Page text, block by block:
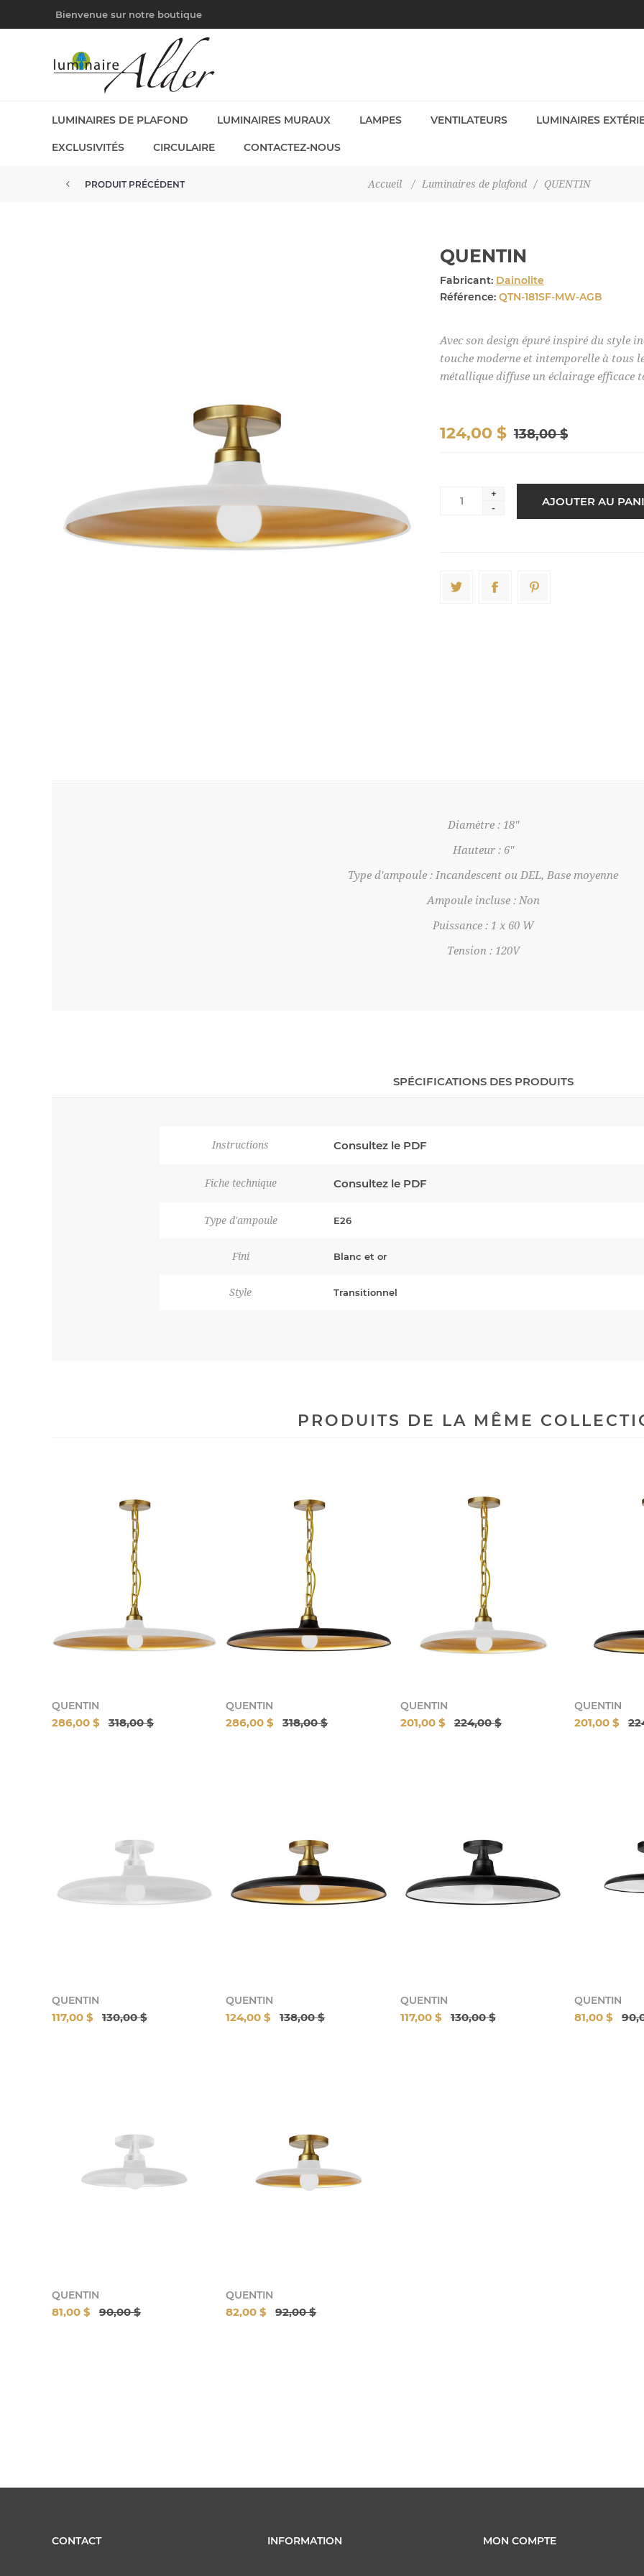
Bienvenue sur notre boutique
LUMINAIRES DE PLAFOND LUMINAIRES MURAUX LAMPES VENTILATEURS LUMINAIRES
EXCLUSIVITÉS CIRCULAIRE CONTACTEZ-NOUS
Accueil / Luminaires de plafond / QUENTIN
PRODUIT PRÉCÉDENT
QUENTIN
Fabricant: Dainolite
Référence: QTN-181SF-MW-AGB
Avec son design épuré inspiré du style
touche moderne et intemporelle à tous
métallique diffuse un éclairage efficace
138,00 $
124,00 $
+
-
Diamètre : 18"
Hauteur : 6"
Type d'ampoule : Incandescent ou DEL, Base moyenne
Ampoule incluse : Non
Puissance : 1 x 60 W
Tension : 120V
SPÉCIFICATIONS DES PRODUITS
Instructions Consultez le PDF
Fiche technique Consultez le PDF
Type d'ampoule E26
Fini Blanc et or
Style Transitionnel
PRODUITS DE LA MÊME
QUENTIN
286,00 $ 318,00 $
QUENTIN
286,00 $ 318,00 $
QUENTIN
201,00 $ 224,00 $
QUENTIN
201,00 $
QUENTIN
117,00 $ 130,00 $
QUENTIN
124,00 $ 138,00 $
QUENTIN
117,00 $ 130,00 $
QUENTIN
81,00 $
QUENTIN
81,00 $ 90,00 $
QUENTIN
82,00 $ 92,00 $
CONTACT INFORMATION MON COMPTE